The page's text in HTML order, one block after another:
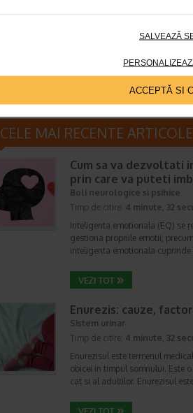
SALVEAZĂ
ACCEPTĂ SI
Gerovital H3
CELE MAI RECENTE ARTICOLE
Cum sa va dezvoltati
prin care va puteti
Boli neurologice si psihice
Timp de citire: 4 minute, 32
Inteligenta emotionala (EQ) se
gestiona propriile emotii,
inteligenta emotionala
Enurezis: cauze,
Sistem urinar
Timp de citire: 4 minute, 32
Enurezisul este termenul
obicei in timpul somnului. Este
cat si al adultilor. Enurezisul